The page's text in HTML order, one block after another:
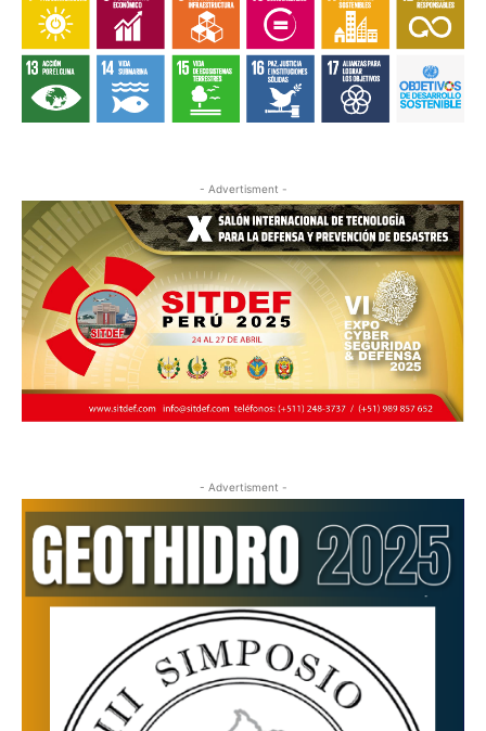
- Advertisment -
- Advertisment -